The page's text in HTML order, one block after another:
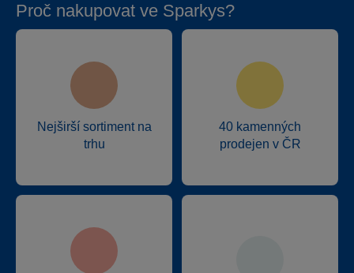
Proč nakupovat ve Sparkys?
Nejširší sortiment na
trhu
40 kamenných
prodejen v ČR